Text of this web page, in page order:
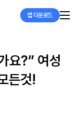
앱 다운로드
요?” 여성
든것!